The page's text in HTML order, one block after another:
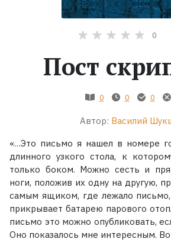
Серии
Экранизации
0
Пост
0 0 0
Автор: Василий
«…Это письмо я нашел в номере
длинного узкого стола, к
только боком. Можно сесть и
ноги, положив их одну на другую,
самым ящиком, где лежало
прикрывает батарею парового
письмо это можно опубликовать,
Оно показалось мне интересным.